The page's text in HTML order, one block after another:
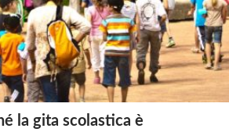
la gita scolastica è